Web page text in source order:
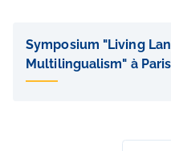
de
sous-
pages
Symposium "Living
Multilingualism" à